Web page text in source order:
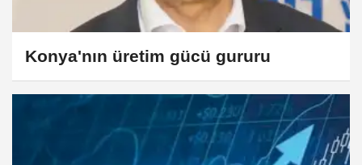
Konya'nın üretim gücü gururu